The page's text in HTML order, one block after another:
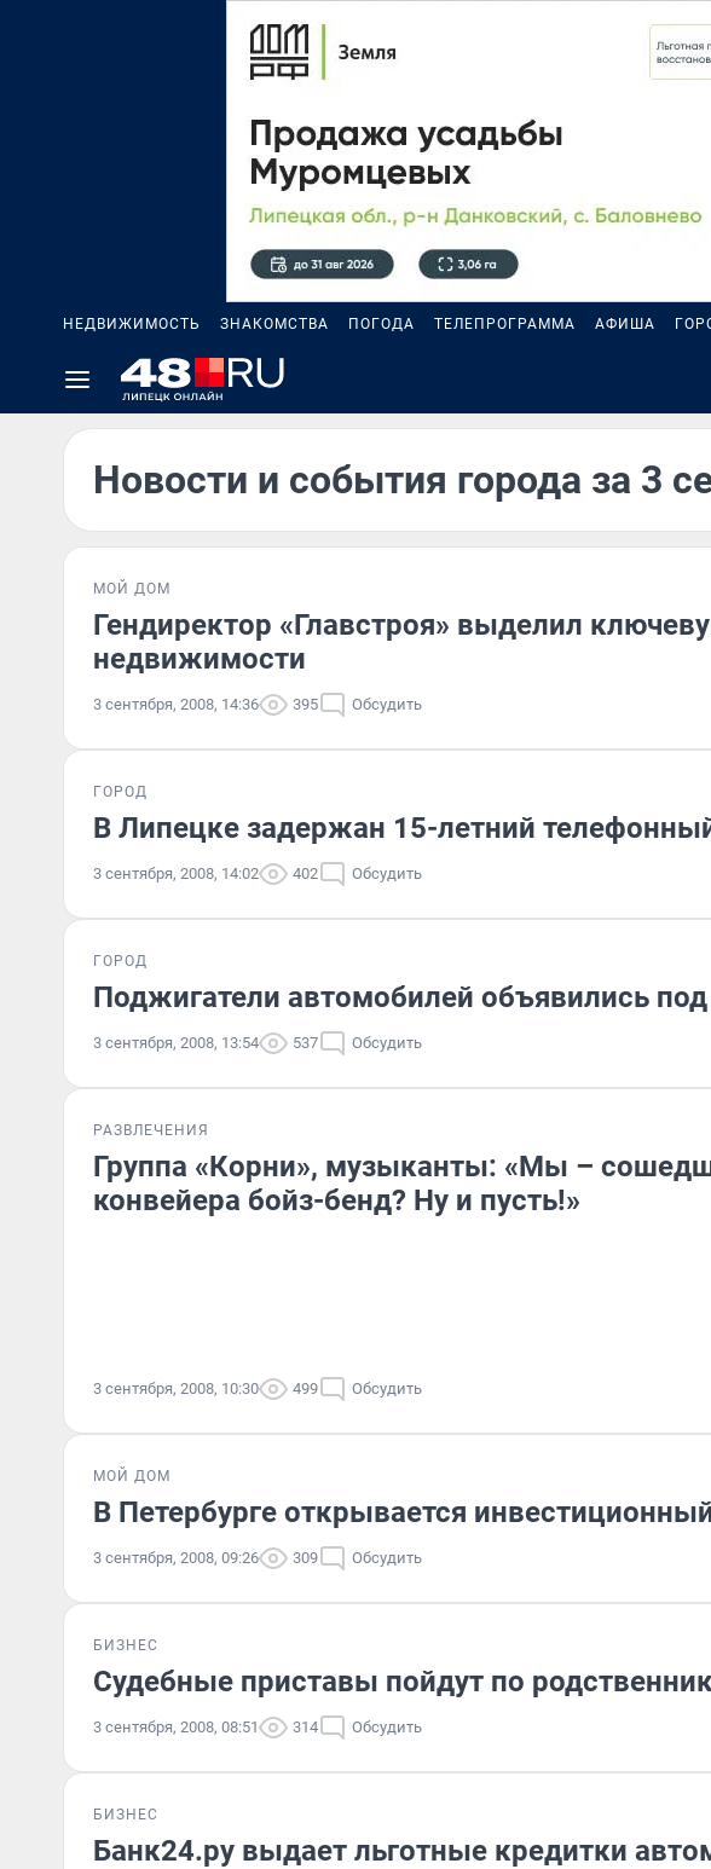
НЕДВИЖИМОСТЬ ЗНАКОМСТВА ПОГОДА ТЕЛЕПРОГРАММА АФИША
Новости и события города за 3
МОЙ ДОМ
Гендиректор «Главстроя» выделил
недвижимости
3 сентября, 2008, 14:36 395 Обсудить
ГОРОД
В Липецке задержан 15-летний
3 сентября, 2008, 14:02 402 Обсудить
ГОРОД
Поджигатели автомобилей объявились
3 сентября, 2008, 13:54 537 Обсудить
РАЗВЛЕЧЕНИЯ
Группа «Корни», музыканты: «Мы –
конвейера бойз-бенд? Ну и пусть!»
3 сентября, 2008, 10:30 499 Обсудить
МОЙ ДОМ
В Петербурге открывается
3 сентября, 2008, 09:26 309 Обсудить
БИЗНЕС
Судебные приставы пойдут по
3 сентября, 2008, 08:51 314 Обсудить
БИЗНЕС
Банк24.ру выдает льготные кредитки